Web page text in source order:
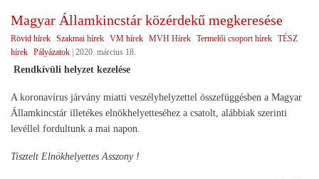
Magyar Államkincstár közérdekű megkeresése
Rövid hírek Szakmai hírek VM hírek MVH Hírek Termelői csoport hírek TÉSZ
hírek Pályázatok 2020. március 18.
Rendkívüli helyzet kezelése
A koronavírus járvány miatti veszélyhelyzettel összefüggésben a Magyar
Államkincstár illetékes elnökhelyetteséhez a csatolt, alábbiak szerinti
levéllel fordultunk a mai napon.
Tisztelt Elnökhelyettes Asszony !